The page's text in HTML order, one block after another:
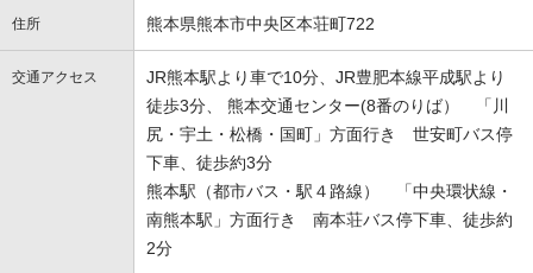
住所 熊本県熊本市中央区本荘町722
交通アクセス
JR熊本駅より車で10分、JR豊肥本線平成駅より
徒歩3分、 熊本交通センター(8番のりば） 「川
尻・宇土・松橋・国町」方面行き 世安町バス停
下車、徒歩約3分
熊本駅（都市バス・駅４路線） 「中央環状線・
南熊本駅」方面行き 南本荘バス停下車、徒歩約
2分